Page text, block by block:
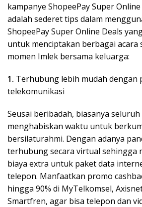
kampanye ShopeePay Super
adalah sederet tips dalam
ShopeePay Super Online Deals
untuk menciptakan berbagai acara
momen Imlek bersama keluarga:
1. Terhubung lebih mudah dengan
telekomunikasi
Seusai beribadah, biasanya
menghabiskan waktu untuk
bersilaturahmi. Dengan adanya
terhubung secara virtual sehingga
biaya extra untuk paket data
telepon. Manfaatkan promo
hingga 90% di MyTelkomsel,
Smartfren, agar bisa telepon dan